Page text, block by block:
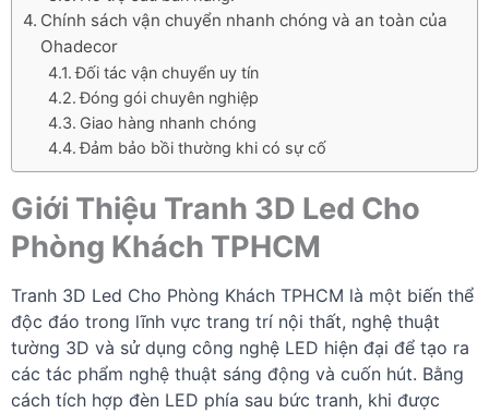
Chính sách vận chuyển nhanh chóng và an toàn của
Ohadecor
Đối tác vận chuyển uy tín
Đóng gói chuyên nghiệp
Giao hàng nhanh chóng
Đảm bảo bồi thường khi có sự cố
Giới Thiệu Tranh 3D Led Cho
Phòng Khách TPHCM
Tranh 3D Led Cho Phòng Khách TPHCM là một biến thể
độc đáo trong lĩnh vực trang trí nội thất, nghệ thuật
tường 3D và sử dụng công nghệ LED hiện đại để tạo ra
các tác phẩm nghệ thuật sáng động và cuốn hút. Bằng
cách tích hợp đèn LED phía sau bức tranh, khi được